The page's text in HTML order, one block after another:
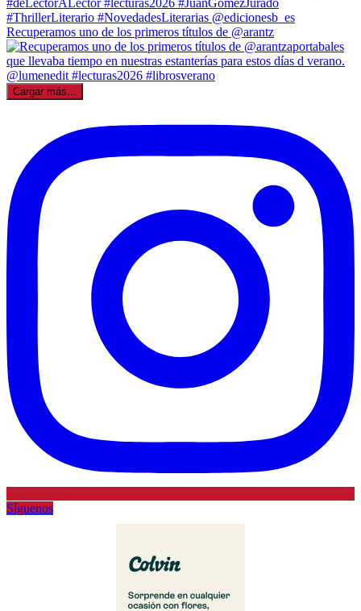
Recuperamos uno de los primeros títulos de @arantz
Cargar más...
Síguenos